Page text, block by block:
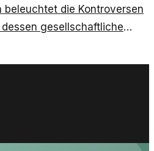
beleuchtet die Kontroversen
gesellschaftliche